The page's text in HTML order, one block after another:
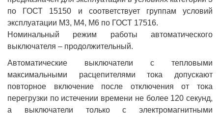
по ГОСТ 15150 и соответствует группам условий
эксплуатации М3, М4, М6 по ГОСТ 17516.
Номинальный режим работы автоматического
выключателя – продолжительный.
Автоматические выключатели с тепловыми
максимальными расцепителями тока допускают
повторное включение после отключения от тока
перегрузки по истечении времени не более 120 секунд,
а выключатели только с электромагнитными